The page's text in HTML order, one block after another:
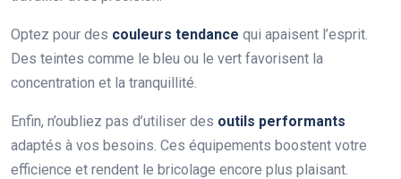
Optez pour des couleurs tendance qui apaisent l’esprit.
Des teintes comme le bleu ou le vert favorisent la
concentration et la tranquillité.
Enfin, n’oubliez pas d’utiliser des outils performants
adaptés à vos besoins. Ces équipements boostent votre
efficience et rendent le bricolage encore plus plaisant.